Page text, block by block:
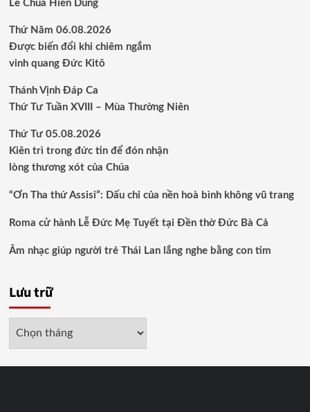
Lễ Chúa Hiển Dung
Thứ Năm 06.08.2026
Được biến đổi khi chiêm ngắm
vinh quang Đức Kitô
Thánh Vịnh Đáp Ca
Thứ Tư Tuần XVIII – Mùa Thường Niên
Thứ Tư 05.08.2026
Kiên trì trong đức tin để đón nhận
lòng thương xót của Chúa
“Ơn Tha thứ Assisi”: Dấu chỉ của nền hoà bình không vũ trang
Roma cử hành Lễ Đức Mẹ Tuyết tại Đền thờ Đức Bà Cả
Âm nhạc giúp người trẻ Thái Lan lắng nghe bằng con tim
Lưu trữ